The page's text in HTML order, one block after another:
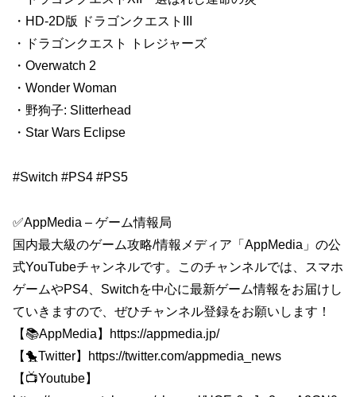
・HD-2D版 ドラゴンクエストIII
・ドラゴンクエスト トレジャーズ
・Overwatch 2
・Wonder Woman
・野狗子: Slitterhead
・Star Wars Eclipse
#Switch #PS4 #PS5
✅AppMedia – ゲーム情報局
国内最大級のゲーム攻略/情報メディア「AppMedia」の公
式YouTubeチャンネルです。このチャンネルでは、スマホ
ゲームやPS4、Switchを中心に最新ゲーム情報をお届けし
ていきますので、ぜひチャンネル登録をお願いします！
【📚AppMedia】https://appmedia.jp/
【🐤Twitter】https://twitter.com/appmedia_news
【📺Youtube】